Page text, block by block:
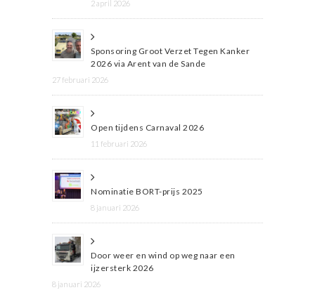
2 april 2026
Sponsoring Groot Verzet Tegen Kanker
2026 via Arent van de Sande
27 februari 2026
Open tijdens Carnaval 2026
11 februari 2026
Nominatie BORT-prijs 2025
8 januari 2026
Door weer en wind op weg naar een
ijzersterk 2026
8 januari 2026